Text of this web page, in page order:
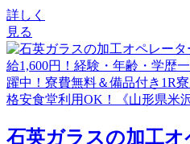
詳しく
見る
石英ガラスの加工